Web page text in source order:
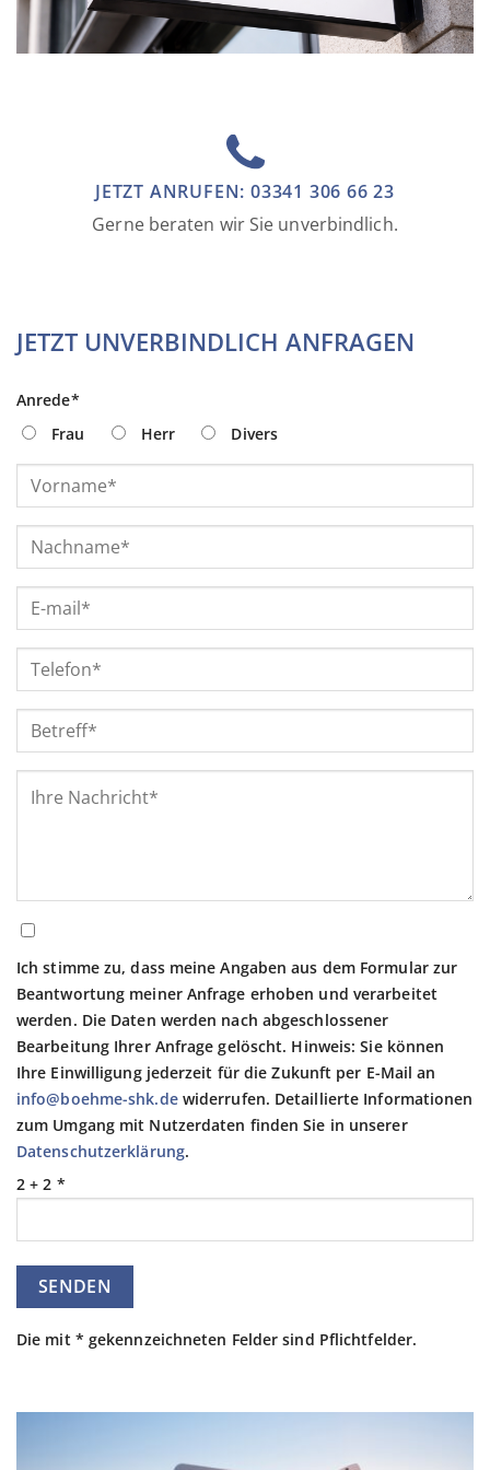
JETZT ANRUFEN: 03341 306 66 23
Gerne beraten wir Sie unverbindlich.
JETZT UNVERBINDLICH ANFRAGEN
Anrede*
Frau
Herr Divers
Ich stimme zu, dass meine Angaben aus dem Formular zur
Beantwortung meiner Anfrage erhoben und verarbeitet
werden. Die Daten werden nach abgeschlossener
Bearbeitung Ihrer Anfrage gelöscht. Hinweis: Sie können
Ihre Einwilligung jederzeit für die Zukunft per E-Mail an
info@boehme-shk.dewiderrufen. Detaillierte Informationen
zum Umgang mit Nutzerdaten finden Sie in unserer
Datenschutzerklärung.
2 + 2 *
Die mit * gekennzeichneten Felder sind Pflichtfelder.